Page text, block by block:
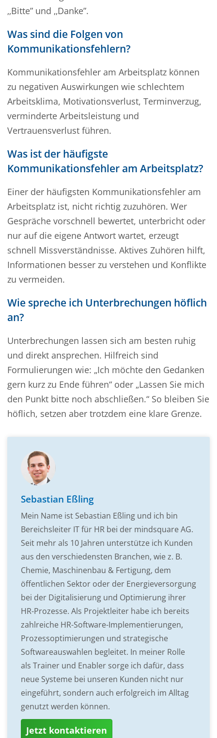
‚‚Bitte” und ‚‚Danke”.
Was sind die Folgen von
Kommunikationsfehlern?
Kommunikationsfehler am Arbeitsplatz können
zu negativen Auswirkungen wie schlechtem
Arbeitsklima, Motivationsverlust, Terminverzug,
verminderte Arbeitsleistung und
Vertrauensverlust führen.
Was ist der häufigste
Kommunikationsfehler am Arbeitsplatz?
Einer der häufigsten Kommunikationsfehler am
Arbeitsplatz ist, nicht richtig zuzuhören. Wer
Gespräche vorschnell bewertet, unterbricht oder
nur auf die eigene Antwort wartet, erzeugt
schnell Missverständnisse. Aktives Zuhören hilft,
Informationen besser zu verstehen und Konflikte
zu vermeiden.
Wie spreche ich Unterbrechungen höflich
an?
Unterbrechungen lassen sich am besten ruhig
und direkt ansprechen. Hilfreich sind
Formulierungen wie: „Ich möchte den Gedanken
gern kurz zu Ende führen“ oder „Lassen Sie mich
den Punkt bitte noch abschließen.“ So bleiben Sie
höflich, setzen aber trotzdem eine klare Grenze.
Sebastian Eßling
Mein Name ist Sebastian Eßling und ich bin
Bereichsleiter IT für HR bei der mindsquare AG.
Seit mehr als 10 Jahren unterstütze ich Kunden
aus den verschiedensten Branchen, wie z. B.
Chemie, Maschinenbau & Fertigung, dem
öffentlichen Sektor oder der Energieversorgung
bei der Digitalisierung und Optimierung ihrer
HR-Prozesse. Als Projektleiter habe ich bereits
zahlreiche HR-Software-Implementierungen,
Prozessoptimierungen und strategische
Softwareauswahlen begleitet. In meiner Rolle
als Trainer und Enabler sorge ich dafür, dass
neue Systeme bei unseren Kunden nicht nur
eingeführt, sondern auch erfolgreich im Alltag
genutzt werden können.
Jetzt kontaktieren